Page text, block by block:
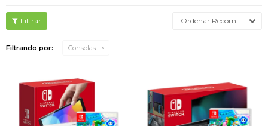
Recomendados
Filtrando por: Consolas